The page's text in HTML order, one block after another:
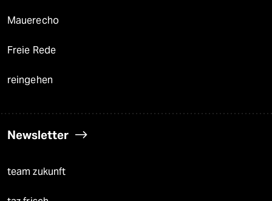
Mauerecho
Freie Rede
reingehen
Newsletter
team zukunft